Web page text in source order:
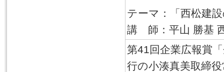
テーマ：「西松建
講 師：平山 勝基
第41回企業広報賞
行の小湊真美取締